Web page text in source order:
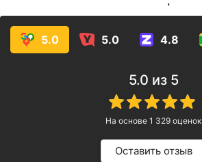
услуг!
5.0 5.0 4.8
5.0 из 5
На основе 1 329 оценок
Оставить отзыв